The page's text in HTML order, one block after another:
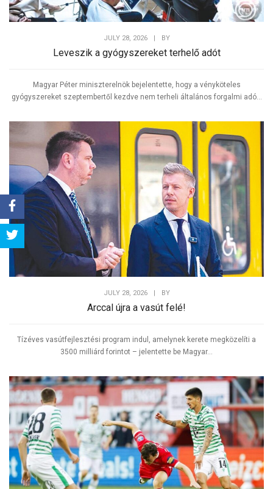
JULY 28, 2026 | BY
Leveszik a gyógyszereket terhelő adót
Magyar Péter miniszterelnök bejelentette, hogy a vényköteles
gyógyszereket szeptembertől kezdve nem terheli általános forgalmi adó...
JULY 28, 2026 BY
Arccal újra a vasút felé!
Tízéves vasútfejlesztési program indul, amelynek kerete megközelíti a
3500 milliárd forintot – jelentette be Magyar...
Share